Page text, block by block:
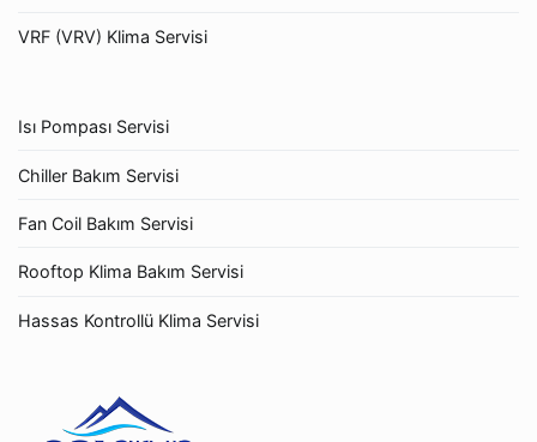
VRF (VRV) Klima Servisi
Isı Pompası Servisi
Chiller Bakım Servisi
Fan Coil Bakım Servisi
Rooftop Klima Bakım Servisi
Hassas Kontrollü Klima Servisi